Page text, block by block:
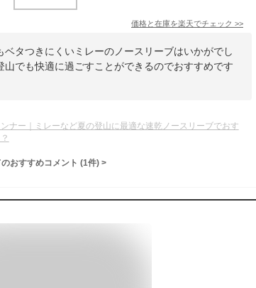
価格と在庫を楽天でチェック >>
タつきにくいミレーのノースリーブはいかがでし
でも快適に過ごすことができるのでおすすめです
ナー｜ミレーなど夏の登山に最適な速乾ノースリーブでおす
おすすめコメント (1件) >